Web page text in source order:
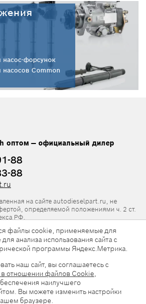
форсунок
Common
оптом — официальный дилер
88
88
на сайте autodieselpart.ru, не
определяемой положениями ч. 2 ст.
РФ.
сетях
файлы cookie, применяемые для
анализа использования сайта с
программы Яндекс.Метрика.
наш сайт, вы соглашаетесь с
в отношении файлов Cookie,
наилучшего
Вы можете изменить настройки
браузере.